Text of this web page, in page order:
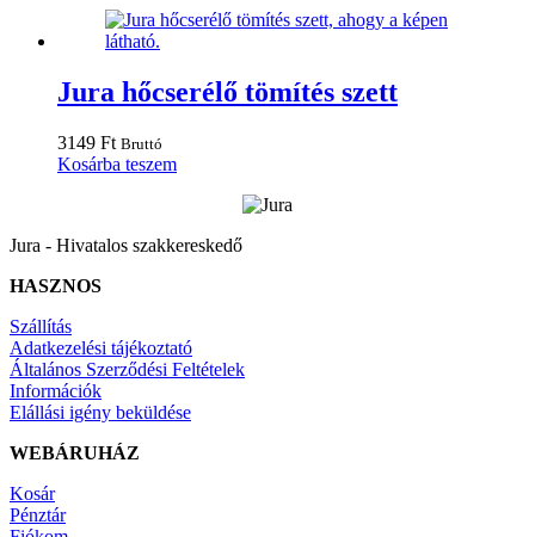
Jura hőcserélő tömítés szett
3149 Ft Bruttó
Kosárba teszem
Jura - Hivatalos szakkereskedő
HASZNOS
Szállítás
Adatkezelési tájékoztató
Általános Szerződési Feltételek
Információk
Elállási igény beküldése
WEBÁRUHÁZ
Kosár
Pénztár